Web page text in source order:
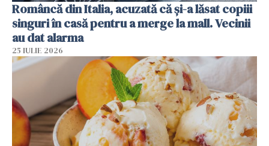
Româncă din Italia, acuzată că și-a lăsat copiii
singuri în casă pentru a merge la mall. Vecinii
au dat alarma
25 IULIE 2026